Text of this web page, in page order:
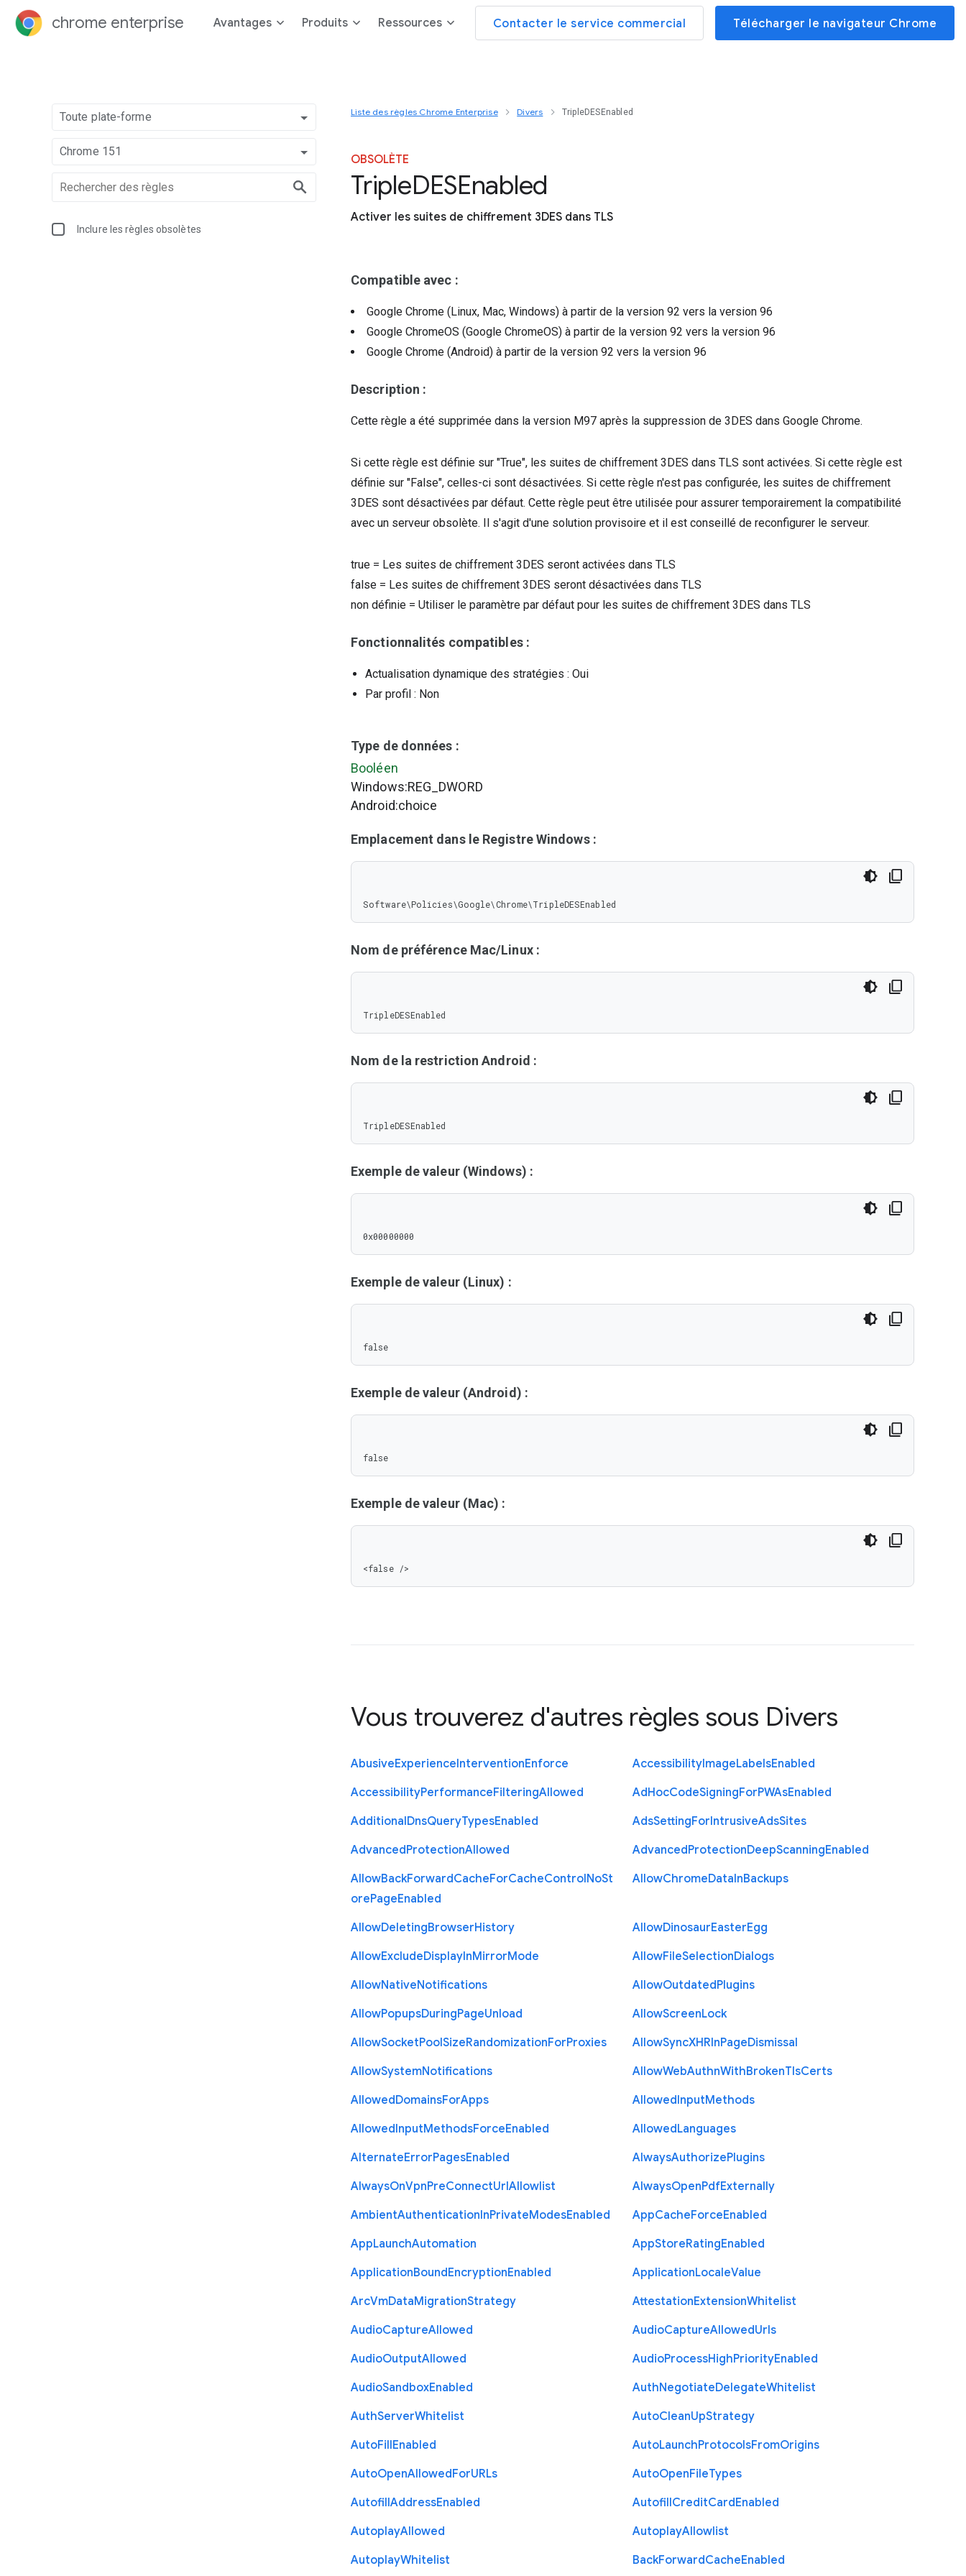
chrome enterprise Avantages Produits Ressources Contacter le service commercial Télécharger le navigateur Chrome
Toute plate-forme
Chrome 151
Inclure les règles obsolètes
Liste des règles Chrome Enterprise Divers TripleDESEnabled
OBSOLÈTE
TripleDESEnabled
Activer les suites de chiffrement 3DES dans TLS
Compatible avec :
Google Chrome (Linux, Mac, Windows) à partir de la version 92 vers la version 96
Google ChromeOS (Google ChromeOS) à partir de la version 92 vers la version 96
Google Chrome (Android) à partir de la version 92 vers la version 96
Description :
Cette règle a été supprimée dans la version M97 après la suppression de 3DES dans Google Chrome.
Si cette règle est définie sur "True", les suites de chiffrement 3DES dans TLS sont activées. Si cette règle est
définie sur "False", celles-ci sont désactivées. Si cette règle n'est pas configurée, les suites de chiffrement
3DES sont désactivées par défaut. Cette règle peut être utilisée pour assurer temporairement la compatibilité
avec un serveur obsolète. Il s'agit d'une solution provisoire et il est conseillé de reconfigurer le serveur.
true = Les suites de chiffrement 3DES seront activées dans TLS
false = Les suites de chiffrement 3DES seront désactivées dans TLS
non définie = Utiliser le paramètre par défaut pour les suites de chiffrement 3DES dans TLS
Fonctionnalités compatibles :
Actualisation dynamique des stratégies : Oui
Par profil : Non
Type de données :
Booléen
Windows:REG_DWORD
Android:choice
Emplacement dans le Registre Windows :
Software\Policies\Google\Chrome\TripleDESEnabled
Nom de préférence Mac/Linux :
TripleDESEnabled
Nom de la restriction Android :
TripleDESEnabled
Exemple de valeur (Windows) :
0x00000000
Exemple de valeur (Linux) :
false
Exemple de valeur (Android) :
false
Exemple de valeur (Mac) :
<false />
Vous trouverez d'autres règles sous Divers
AbusiveExperienceInterventionEnforce AccessibilityImageLabelsEnabled
AccessibilityPerformanceFilteringAllowed AdHocCodeSigningForPWAsEnabled
AdditionalDnsQueryTypesEnabled AdsSettingForIntrusiveAdsSites
AdvancedProtectionAllowed AdvancedProtectionDeepScanningEnabled
AllowBackForwardCacheForCacheControlNoSt
orePageEnabled
AllowChromeDataInBackups
AllowDeletingBrowserHistory AllowDinosaurEasterEgg
AllowExcludeDisplayInMirrorMode AllowFileSelectionDialogs
AllowNativeNotifications AllowOutdatedPlugins
AllowPopupsDuringPageUnload AllowScreenLock
AllowSocketPoolSizeRandomizationForProxies AllowSyncXHRInPageDismissal
AllowSystemNotifications AllowWebAuthnWithBrokenTlsCerts
AllowedDomainsForApps AllowedInputMethods
AllowedInputMethodsForceEnabled AllowedLanguages
AlternateErrorPagesEnabled AlwaysAuthorizePlugins
AlwaysOnVpnPreConnectUrlAllowlist AlwaysOpenPdfExternally
AmbientAuthenticationInPrivateModesEnabled AppCacheForceEnabled
AppLaunchAutomation AppStoreRatingEnabled
ApplicationBoundEncryptionEnabled ApplicationLocaleValue
ArcVmDataMigrationStrategy AttestationExtensionWhitelist
AudioCaptureAllowed AudioCaptureAllowedUrls
AudioOutputAllowed AudioProcessHighPriorityEnabled
AudioSandboxEnabled AuthNegotiateDelegateWhitelist
AuthServerWhitelist AutoCleanUpStrategy
AutoFillEnabled AutoLaunchProtocolsFromOrigins
AutoOpenAllowedForURLs AutoOpenFileTypes
AutofillAddressEnabled AutofillCreditCardEnabled
AutoplayAllowed AutoplayAllowlist
AutoplayWhitelist BackForwardCacheEnabled